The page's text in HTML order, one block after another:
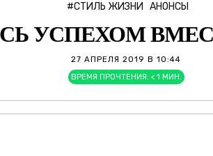
#СТИЛЬ ЖИЗНИ АНОНСЫ
УСПЕХОМ
27 АПРЕЛЯ 2019 В 10:44
ВРЕМЯ ПРОЧТЕНИЯ: < 1 МИН.